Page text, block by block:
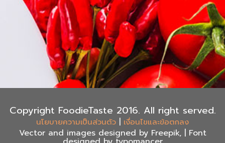
Copyright FoodieTaste 2016. All right served.
นโยบายความเป็นส่วนตัว | เงื่อนไขและข้อตกลง
Vector and images designed by Freepik, | Font